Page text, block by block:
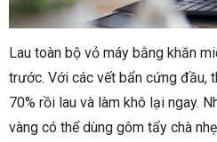
Lau toàn bộ vỏ máy bằng khăn
trước. Với các vết bẩn cứng đầu,
70% rồi lau và làm khô lại ngay.
vàng có thể dùng gôm tẩy chà